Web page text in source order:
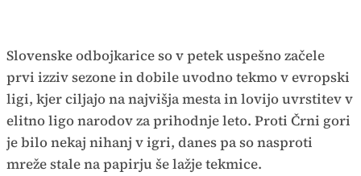
Slovenske odbojkarice so v petek uspešno začele
prvi izziv sezone in dobile uvodno tekmo v evropski
ligi, kjer ciljajo na najvišja mesta in lovijo uvrstitev v
elitno ligo narodov za prihodnje leto. Proti Črni gori
je bilo nekaj nihanj v igri, danes pa so nasproti
mreže stale na papirju še lažje tekmice.